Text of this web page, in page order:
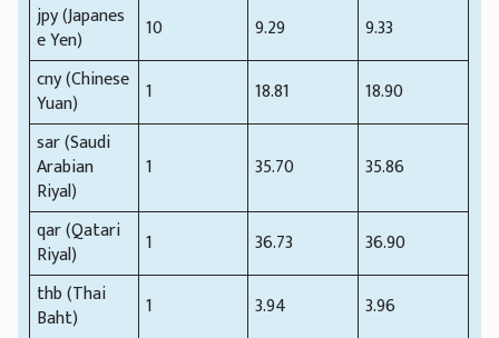
jpy (Japanes
e Yen)
10 9.29
9.33
cny (Chinese
Yuan)
1 18.81
18.90
sar (Saudi
Arabian
Riyal)
1 35.70 35.86
qar (Qatari
Riyal)
1 36.73
36.90
thb (Thai
Baht)
1 3.94
3.96